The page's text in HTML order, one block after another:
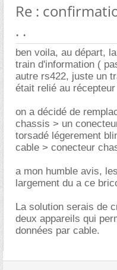
Re :
. .
ben voila, au départ,
train d'information (
autre rs422, juste un
était relié au
on a décidé de
chassis > un
torsadé légerement
cable > conecteur
a mon humble avis,
largement du a ce
La solution serais de
deux appareils qui
données par cable.